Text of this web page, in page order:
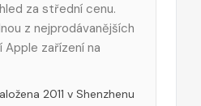
za střední cenu.
z nejprodávanějších
Apple zařízení na
2011 v Shenzhenu